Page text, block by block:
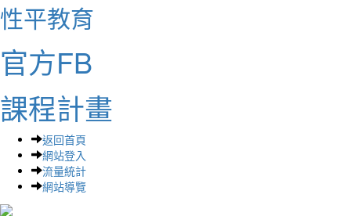
性平教育
官方FB
課程計畫
返回首頁
網站登入
流量統計
網站導覽